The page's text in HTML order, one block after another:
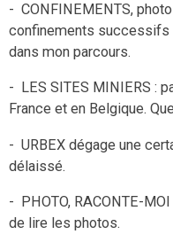
- CONFINEMENTS,
confinements successifs
dans mon parcours.
- LES SITES MINIERS :
France et en Belgique.
- URBEX dégage une
délaissé.
- PHOTO, RACONTE-
de lire les photos.